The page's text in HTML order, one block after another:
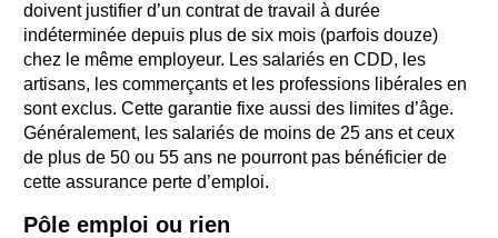
doivent justifier d’un contrat de travail à durée
indéterminée depuis plus de six mois (parfois douze)
chez le même employeur. Les salariés en CDD, les
artisans, les commerçants et les professions libérales en
sont exclus. Cette garantie fixe aussi des limites d’âge.
Généralement, les salariés de moins de 25 ans et ceux
de plus de 50 ou 55 ans ne pourront pas bénéficier de
cette assurance perte d’emploi.
Pôle emploi ou rien